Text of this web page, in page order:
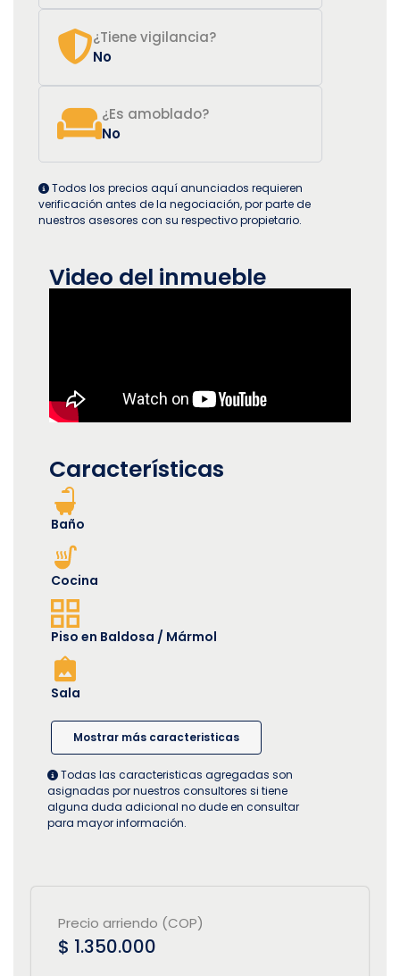
¿Tiene vigilancia?
No
¿Es amoblado?
No
Todos los precios aquí anunciados requieren
verificación antes de la negociación, por parte de
nuestros asesores con su respectivo propietario.
Video del inmueble
Características
Baño
Cocina
Piso en Baldosa / Mármol
Sala
Mostrar más caracteristicas
Todas las caracteristicas agregadas son
asignadas por nuestros consultores si tiene
alguna duda adicional no dude en consultar
para mayor información.
Precio arriendo (COP)
$ 1.350.000